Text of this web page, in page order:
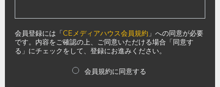
会員登録には「CEメディアハウス会員規約 」への同意が必要
です。内容をご確認の上、ご同意いただける場合「同意す
る」にチェックをして、登録にお進みください。
会員規約に同意する